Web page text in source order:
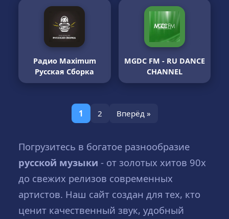
Радио Maximum
Русская Сборка
MGDC FM - RU DANCE
CHANNEL
1 2 Вперёд »
Погрузитесь в богатое разнообразие
русской музыки - от золотых хитов 90х
до свежих релизов современных
артистов. Наш сайт создан для тех, кто
ценит качественный звук, удобный